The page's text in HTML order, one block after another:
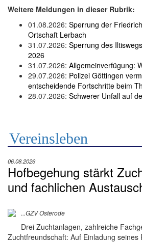
Weitere Meldungen in dieser Rubrik:
01.08.2026: Sperrung der
Ortschaft Lerbach
31.07.2026: Sperrung des
2026
31.07.2026: Allgemeinverfügung:
29.07.2026: Polizei Göttingen
entscheidende Fortschritte beim
28.07.2026: Schwerer Unfall auf
Vereinsleben
06.08.2026
Hofbegehung stärkt
und fachlichen
...GZV Osterode
Drei Zuchtanlagen, zahlreiche
Zuchtfreundschaft: Auf Einladung seines